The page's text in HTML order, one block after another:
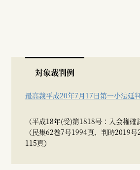
対象裁判例
最高裁平成20年7月17日第一小法廷
（平成18年(受)第1818号：入会権確
（民集62巻7号1994頁、判時2019
115頁）